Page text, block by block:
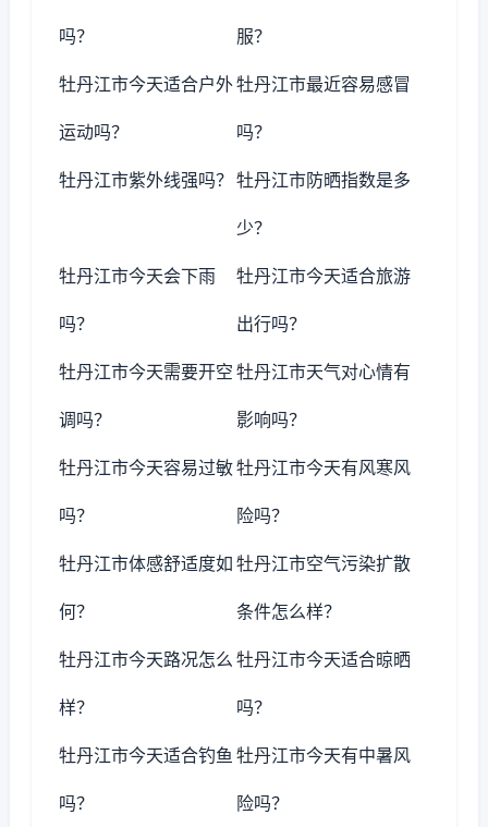
吗？ 服？
牡丹江市今天适合户外
运动吗？
牡丹江市最近容易感冒
吗？
牡丹江市紫外线强吗？ 牡丹江市防晒指数是多
少？
牡丹江市今天会下雨
吗？
牡丹江市今天适合旅游
出行吗？
牡丹江市今天需要开空
调吗？
牡丹江市天气对心情有
影响吗？
牡丹江市今天容易过敏
吗？
牡丹江市今天有风寒风
险吗？
牡丹江市体感舒适度如
何？
牡丹江市空气污染扩散
条件怎么样？
牡丹江市今天路况怎么
样？
牡丹江市今天适合晾晒
吗？
牡丹江市今天适合钓鱼
吗？
牡丹江市今天有中暑风
险吗？